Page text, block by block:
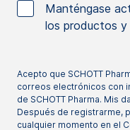
Manténgase
los productos y
Acepto que SCHOTT
correos electrónicos con
de SCHOTT Pharma. Mis
Después de registrarme,
cualquier momento en el